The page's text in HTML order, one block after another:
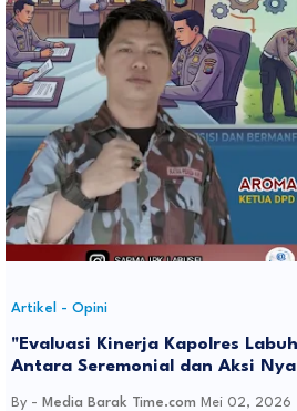
Artikel - Opini
"Evaluasi Kinerja Kapolres
Antara Seremonial dan Aksi
By - Media Barak Time.com Mei 02, 2026